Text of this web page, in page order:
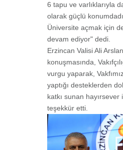
6 tapu ve varlıklarıyla
olarak güçlü
Üniversite açmak için
devam ediyor" dedi.
Erzincan Valisi Ali
konuşmasında,
vurgu yaparak,
yaptığı desteklerden
katkı sunan hayırsever
teşekkür etti.